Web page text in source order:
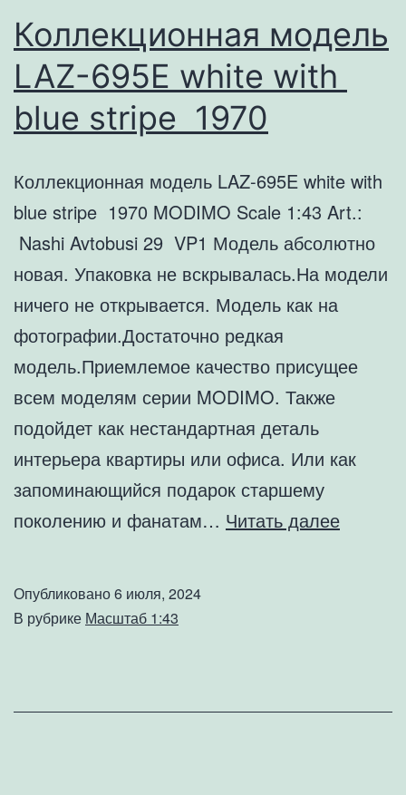
Коллекционная модель
LAZ-695E white with
blue stripe 1970
Коллекционная модель LAZ-695E white with
blue stripe 1970 MODIMO Scale 1:43 Art.:
Nashi Avtobusi 29 VP1 Модель абсолютно
новая. Упаковка не вскрывалась.На модели
ничего не открывается. Модель как на
фотографии.Достаточно редкая
модель.Приемлемое качество присущее
всем моделям серии MODIMO. Также
подойдет как нестандартная деталь
интерьера квартиры или офиса. Или как
запоминающийся подарок старшему
поколению и фанатам… Читать далее
Опубликовано6 июля, 2024
В рубрике Масштаб 1:43